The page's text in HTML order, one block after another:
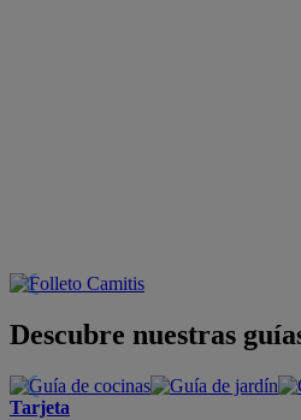
Descubre nuestras
Tarjeta